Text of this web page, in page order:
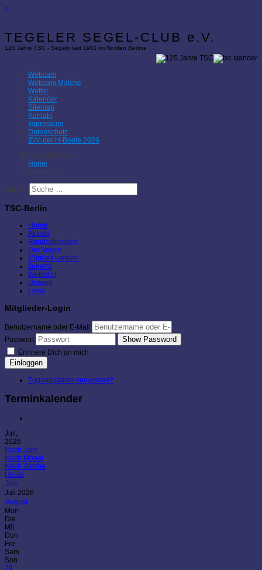
×
TEGELER SEGEL-CLUB e.V.
125 Jahre TSC - Segeln seit 1901 im Norden Berlins
Webcam
Webcam Malche
Wetter
Kalender
Sitemap
Kontakt
Impressum
Datenschutz
IDM der H-Boote 2026
Aktuelle Seite:
Home
Kalender
Suchen
TSC-Berlin
Home
Aktuell
Rundschreiben
Der Verein
Mitglied werden
Jugend
Wettfahrt
Umwelt
Links
Mitglieder-Login
Benutzername oder E-Mail
Passwort
Show Password
Erinnere Dich an mich
Einloggen
Zugangsdaten vergessen?
Terminkalender
Juli,
2026
Nach Jahr
Nach Monat
Nach Woche
Heute
Juni
Juli 2026
August
Mon
Die
Mit
Don
Fre
Sam
Son
29